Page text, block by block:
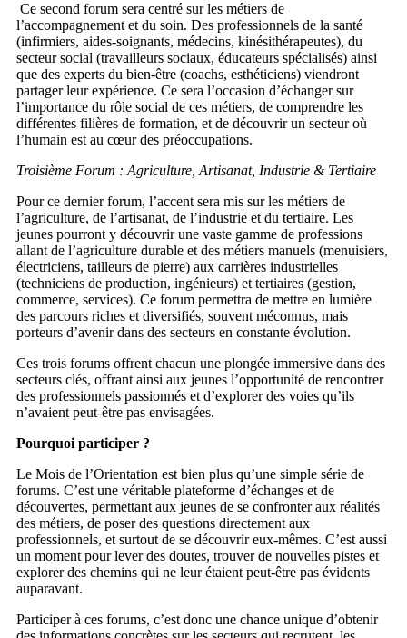
Ce second forum sera centré sur les métiers de
l’accompagnement et du soin. Des professionnels de la santé
(infirmiers, aides-soignants, médecins, kinésithérapeutes), du
secteur social (travailleurs sociaux, éducateurs spécialisés) ainsi
que des experts du bien-être (coachs, esthéticiens) viendront
partager leur expérience. Ce sera l’occasion d’échanger sur
l’importance du rôle social de ces métiers, de comprendre les
différentes filières de formation, et de découvrir un secteur où
l’humain est au cœur des préoccupations.
Troisième Forum : Agriculture, Artisanat, Industrie & Tertiaire
Pour ce dernier forum, l’accent sera mis sur les métiers de
l’agriculture, de l’artisanat, de l’industrie et du tertiaire. Les
jeunes pourront y découvrir une vaste gamme de professions
allant de l’agriculture durable et des métiers manuels (menuisiers,
électriciens, tailleurs de pierre) aux carrières industrielles
(techniciens de production, ingénieurs) et tertiaires (gestion,
commerce, services). Ce forum permettra de mettre en lumière
des parcours riches et diversifiés, souvent méconnus, mais
porteurs d’avenir dans des secteurs en constante évolution.
Ces trois forums offrent chacun une plongée immersive dans des
secteurs clés, offrant ainsi aux jeunes l’opportunité de rencontrer
des professionnels passionnés et d’explorer des voies qu’ils
n’avaient peut-être pas envisagées.
Pourquoi participer ?
Le Mois de l’Orientation est bien plus qu’une simple série de
forums. C’est une véritable plateforme d’échanges et de
découvertes, permettant aux jeunes de se confronter aux réalités
des métiers, de poser des questions directement aux
professionnels, et surtout de se découvrir eux-mêmes. C’est aussi
un moment pour lever des doutes, trouver de nouvelles pistes et
explorer des chemins qui ne leur étaient peut-être pas évidents
auparavant.
Participer à ces forums, c’est donc une chance unique d’obtenir